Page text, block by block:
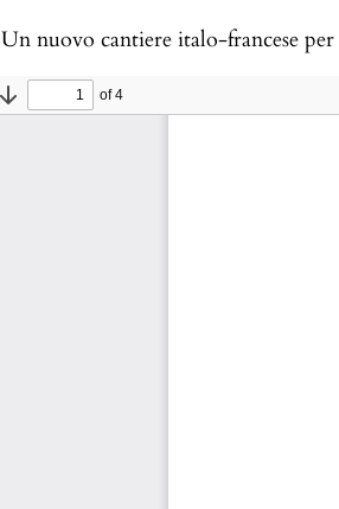
Return to Article Details
Un nuovo cantiere italo-francese